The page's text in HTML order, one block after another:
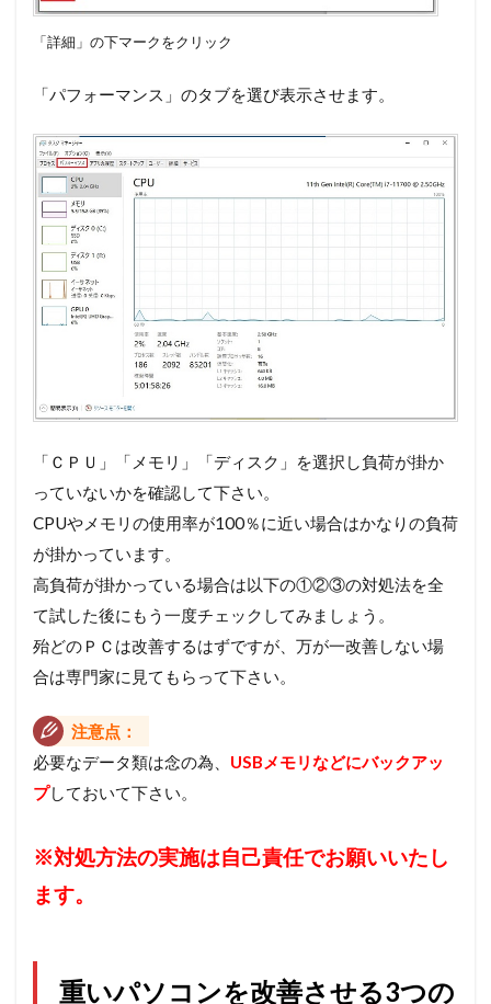
「詳細」の下マークをクリック
「パフォーマンス」のタブを選び表示させます。
「ＣＰＵ」「メモリ」「ディスク」を選択し負荷が掛か
っていないかを確認して下さい。
CPUやメモリの使用率が100％に近い場合はかなりの負荷
が掛かっています。
高負荷が掛かっている場合は以下の①②③の対処法を全
て試した後にもう一度チェックしてみましょう。
殆どのＰＣは改善するはずですが、万が一改善しない場
合は専門家に見てもらって下さい。
注意点：
必要なデータ類は念の為、 USBメモリなどにバックアッ
プしておいて下さい。
※対処方法の実施は自己責任でお願いいたし
ます。
重いパソコンを改善させる3つの